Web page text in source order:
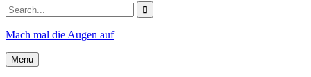
Search
for:
Mach mal die Augen auf
Menu